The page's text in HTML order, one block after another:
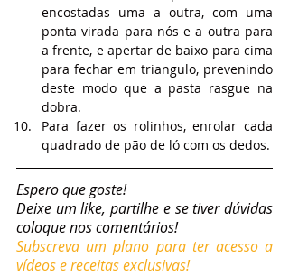
encostadas uma a outra, com uma
ponta virada para nós e a outra para
a frente, e apertar de baixo para cima
para fechar em triangulo, prevenindo
deste modo que a pasta rasgue na
dobra.
Para fazer os rolinhos, enrolar cada
quadrado de pão de ló com os dedos.
Espero que goste!
Deixe um like, partilhe e se tiver dúvidas
coloque nos comentários!
Subscreva um plano para ter acesso a
vídeos e receitas exclusivas!